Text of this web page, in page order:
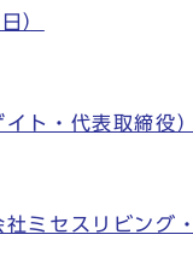
）
ト・代表取締役
ミセスリビング